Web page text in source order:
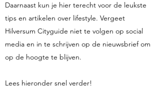
Daarnaast kun je hier terecht voor de leukste
tips en artikelen over lifestyle. Vergeet
Hilversum Cityguide niet te volgen op social
media en in te schrijven op de nieuwsbrief om
op de hoogte te blijven.
Lees hieronder snel verder!